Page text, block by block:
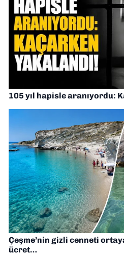
105 yıl hapisle aranıyordu:
Çeşme’nin gizli cenneti
ücret…